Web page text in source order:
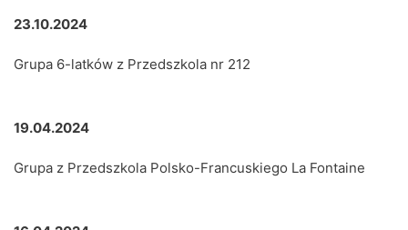
23.10.2024
Grupa 6-latków z Przedszkola nr 212
19.04.2024
Grupa z Przedszkola Polsko-Francuskiego La Fontaine